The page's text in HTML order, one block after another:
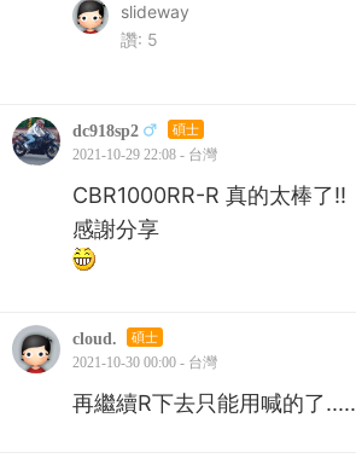
slideway
讚: 5
dc918sp2 碩士
2021-10-29 22:08 - 台灣
CBR1000RR-R 真的太棒了!!
感謝分享
cloud. 碩士
2021-10-30 00:00 - 台灣
再繼續R下去只能用喊的了.....